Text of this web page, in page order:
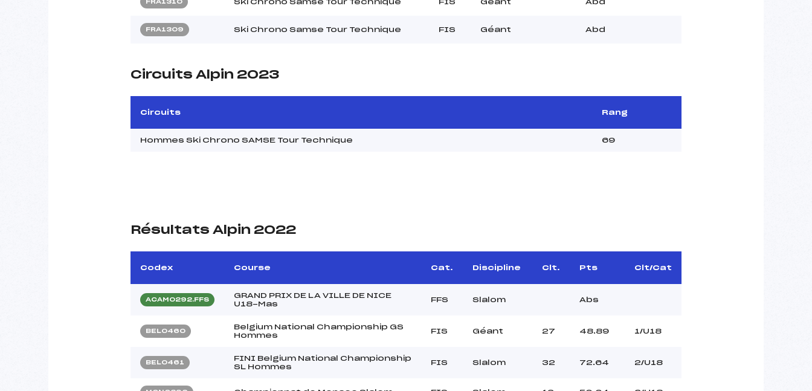
FRA1310 Ski Chrono Samse Tour Technique FIS Géant Abd
FRA1309 Ski Chrono Samse Tour Technique FIS Géant Abd
Circuits Alpin 2023
Circuits Rang
Hommes Ski Chrono SAMSE Tour Technique 69
Résultats Alpin 2022
Codex Course Cat. Discipline Clt. Pts Clt/Cat
ACAM0292.FFS
GRAND PRIX DE LA VILLE DE NICE
U18-Mas
FFS Slalom Abs
BEL0460
Belgium National Championship GS
Hommes
FIS Géant 27 48.89 1/U18
BEL0461
FINI Belgium National Championship
SL Hommes
FIS Slalom 32 72.64 2/U18